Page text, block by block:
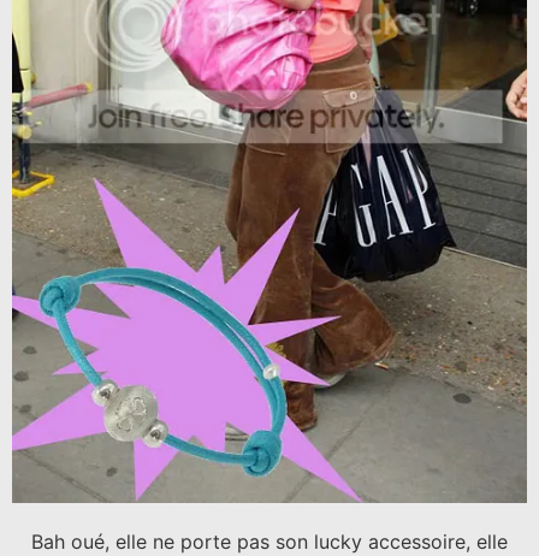
Bah oué, elle ne porte pas son lucky accessoire, elle